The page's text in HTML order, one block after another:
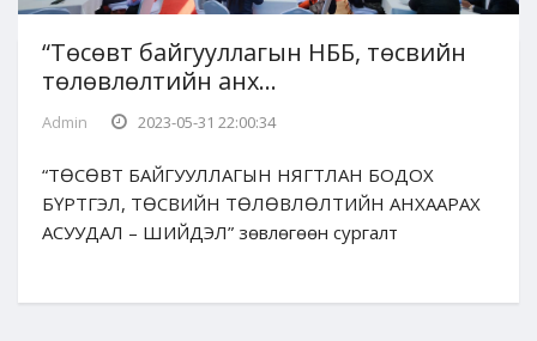
“Төсөвт байгууллагын НББ, төсвийн
төлөвлөлтийн анх...
Admin 2023-05-31 22:00:34
“ТӨСӨВТ БАЙГУУЛЛАГЫН НЯГТЛАН БОДОХ
БҮРТГЭЛ, ТӨСВИЙН ТӨЛӨВЛӨЛТИЙН АНХААРАХ
АСУУДАЛ – ШИЙДЭЛ” зөвлөгөөн сургалт